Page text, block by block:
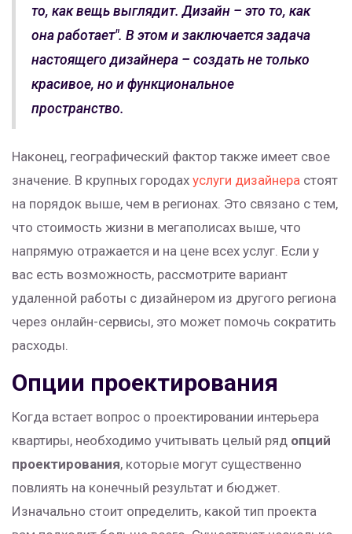
то, как вещь выглядит. Дизайн – это то, как
она работает". В этом и заключается задача
настоящего дизайнера – создать не только
красивое, но и функциональное
пространство.
Наконец, географический фактор также имеет свое
значение. В крупных городах услуги дизайнера стоят
на порядок выше, чем в регионах. Это связано с тем,
что стоимость жизни в мегаполисах выше, что
напрямую отражается и на цене всех услуг. Если у
вас есть возможность, рассмотрите вариант
удаленной работы с дизайнером из другого региона
через онлайн-сервисы, это может помочь сократить
расходы.
Опции проектирования
Когда встает вопрос о проектировании интерьера
квартиры, необходимо учитывать целый ряд опций
проектирования, которые могут существенно
повлиять на конечный результат и бюджет.
Изначально стоит определить, какой тип проекта